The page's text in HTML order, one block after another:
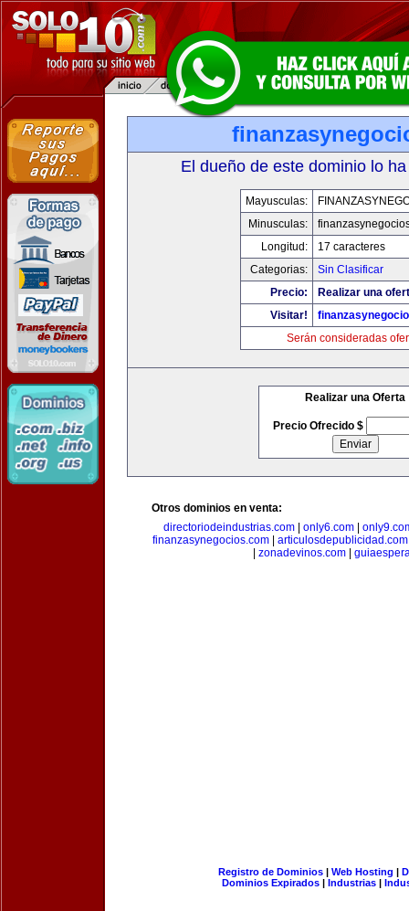
El dueño de este dominio lo
Mayusculas:
Minusculas:
Longitud:
17 caracteres
Categorias:
Sin Clasificar
Precio:
Realizar una
Visitar!
Serán consideradas
Realizar una Oferta
Precio Ofrecido $
Otros dominios en venta:
directoriodeindustrias.com| only6.com|
finanzasynegocios.com| articulosdepublicidad.com
zonadevinos.com|
Registro de Dominios| Web Hosting |
Dominios Expirados | Industrias |